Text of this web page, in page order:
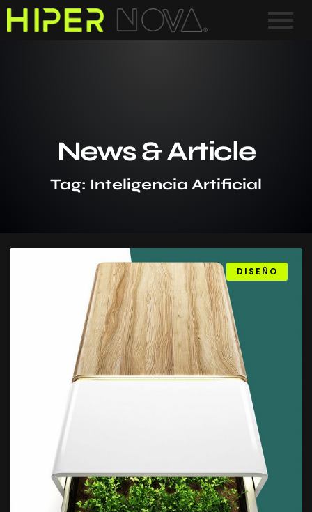
News & Article
Tag: Inteligencia Artificial
DISEÑO